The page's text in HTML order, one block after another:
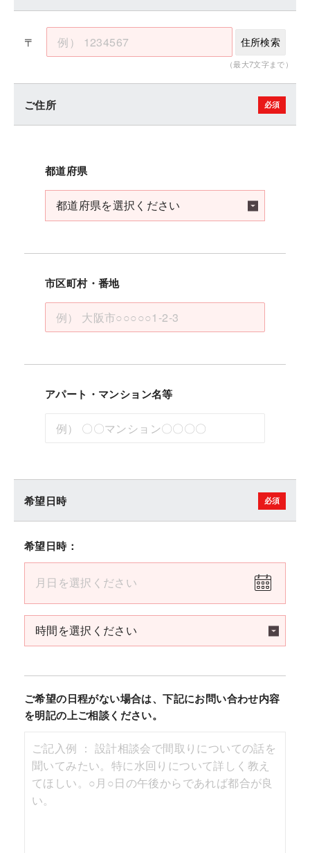
〒
（最大7文字まで）
住所検索
ご住所
都道府県
市区町村・番地
アパート・マンション名等
希望日時
希望日時：
ご希望の日程がない場合は、下記にお問い合わせ内容
を明記の上ご相談ください。